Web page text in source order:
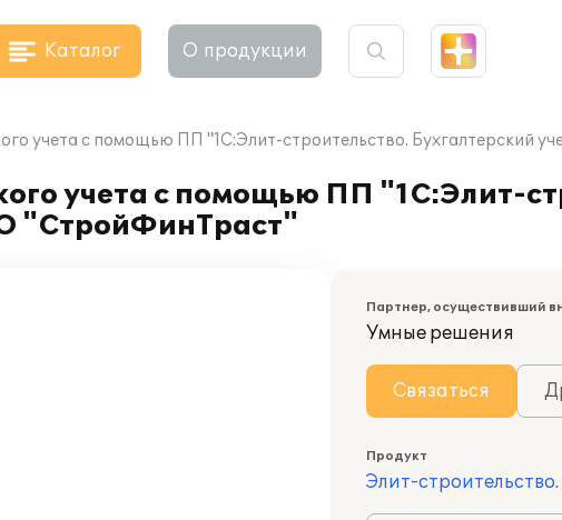
Каталог О продукции
учета с помощью ПП "1С:Элит-строительство. Бухгалтерский
учета с помощью ПП "1С:Элит-
"СтройФинТраст"
Партнер, осуществивший
Умные решения
Связаться
Продукт
Элит-